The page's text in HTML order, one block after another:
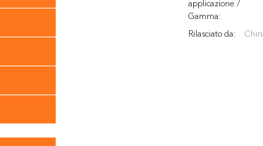
applicazione /
Gamma:
Rilasciato da: